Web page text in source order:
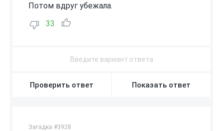
Потом вдруг убежала.
33
Проверить ответ Показать ответ
Загадка #3928